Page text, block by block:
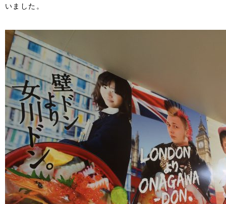
いました。